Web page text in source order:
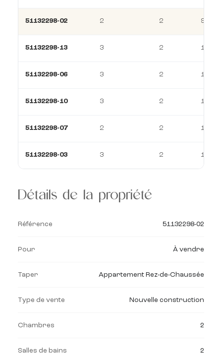
51132298-02 2 2 93 m²
51132298-13 3 2 114
51132298-06 3 2 114
51132298-10 3 2 114
51132298-07 2 2 154
51132298-03 3 2 114
Détails de la propriété
Référence 51132298-02
Pour À vendre
Taper Appartement Rez-de-Chaussée
Type de vente Nouvelle construction
Chambres 2
Salles de bains 2